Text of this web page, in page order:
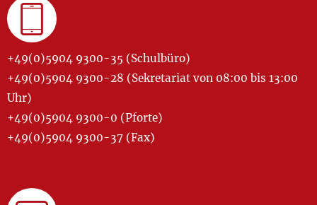
+49(0)5904 9300-35 (Schulbüro)
+49(0)5904 9300-28 (Sekretariat von 08:00 bis 13:00
Uhr)
+49(0)5904 9300-0 (Pforte)
+49(0)5904 9300-37 (Fax)